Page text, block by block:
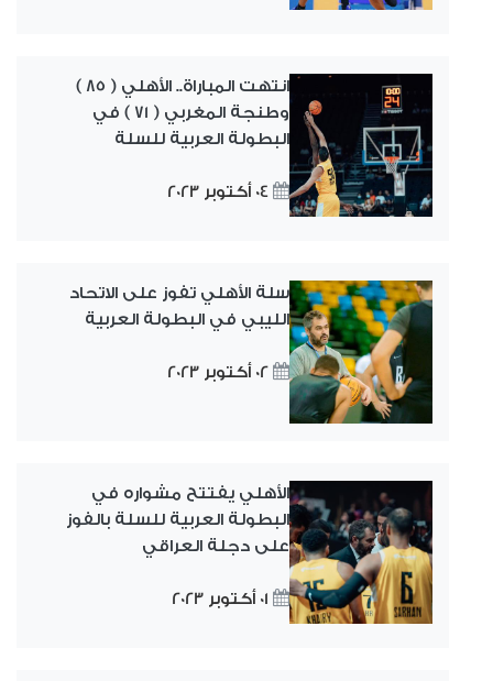
انتهت المباراة.. الأهلي ( 85 )
وطنجة المغربي ( 71 ) في
البطولة العربية للسلة
04 أكتوبر 2023
سلة الأهلي تفوز على الاتحاد
الليبي في البطولة العربية
02 أكتوبر 2023
الأهلي يفتتح مشواره في
البطولة العربية للسلة بالفوز
على دجلة العراقي
01 أكتوبر 2023